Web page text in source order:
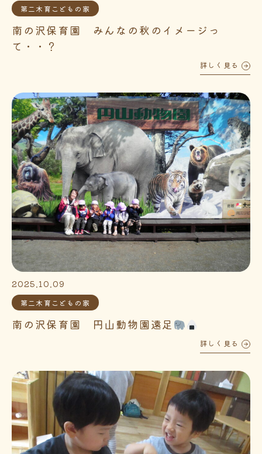
第二木育こどもの家
南の沢保育園 みんなの秋のイメージっ
て・・？
詳しく見る
2025.10.09
第二木育こどもの家
南の沢保育園 円山動物園遠足
詳しく見る